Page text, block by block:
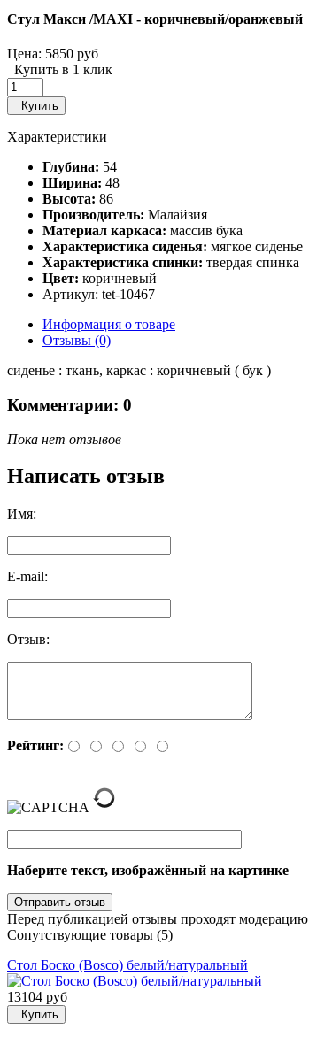
Стул Макси /MAXI - коричневый/оранжевый
Цена: 5850 руб
Купить в 1 клик
Купить
Характеристики
Глубина: 54
Ширина: 48
Высота: 86
Производитель: Малайзия
Материал каркаса: массив бука
Характеристика сиденья: мягкое сиденье
Характеристика спинки: твердая спинка
Цвет: коричневый
Артикул: tet-10467
Информация о товаре
Отзывы (0)
сиденье : ткань, каркас : коричневый ( бук )
Комментарии: 0
Пока нет отзывов
Написать отзыв
Имя:
E-mail:
Отзыв:
Рейтинг:
Наберите текст, изображённый на картинке
Перед публикацией отзывы проходят модерацию
Сопутствующие товары (5)
Стол Боско (Bosco) белый/натуральный
13104 руб
Купить